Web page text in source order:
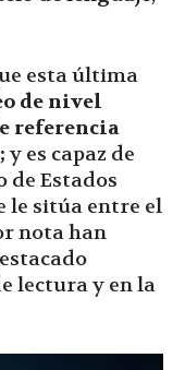
esta última
de nivel
referencia
y es capaz de
de Estados
le sitúa entre el
nota han
lectura y en la